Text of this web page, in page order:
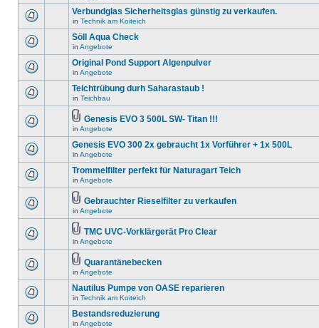
Verbundglas Sicherheitsglas günstig zu verkaufen.
in Technik am Koiteich
Söll Aqua Check
in Angebote
Original Pond Support Algenpulver
in Angebote
Teichtrübung durh Saharastaub !
in Teichbau
Genesis EVO 3 500L SW- Titan !!!
in Angebote
Genesis EVO 300 2x gebraucht 1x Vorführer + 1x 500L
in Angebote
Trommelfilter perfekt für Naturagart Teich
in Angebote
Gebrauchter Rieselfilter zu verkaufen
in Angebote
TMC UVC-Vorklärgerät Pro Clear
in Angebote
Quarantänebecken
in Angebote
Nautilus Pumpe von OASE reparieren
in Technik am Koiteich
Bestandsreduzierung
in Angebote